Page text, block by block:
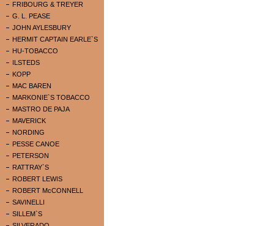
FRIBOURG & TREYER
G. L. PEASE
JOHN AYLESBURY
HERMIT CAPTAIN EARLE`S
HU-TOBACCO
ILSTEDS
KOPP
MAC BAREN
MARKONIE`S TOBACCO
MASTRO DE PAJA
MAVERICK
NORDING
PESSE CANOE
PETERSON
RATTRAY`S
ROBERT LEWIS
ROBERT McCONNELL
SAVINELLI
SILLEM`S